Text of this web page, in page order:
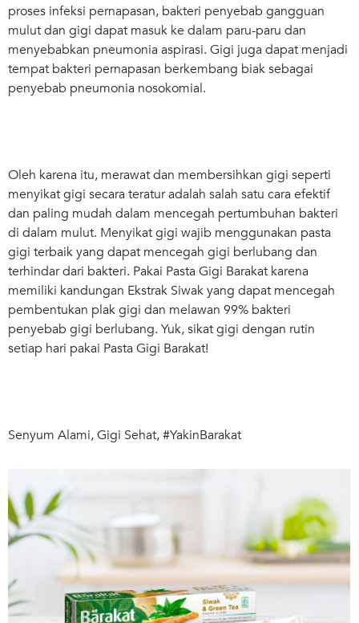
proses infeksi pernapasan, bakteri penyebab gangguan
mulut dan gigi dapat masuk ke dalam paru-paru dan
menyebabkan pneumonia aspirasi. Gigi juga dapat menjadi
tempat bakteri pernapasan berkembang biak sebagai
penyebab pneumonia nosokomial.
Oleh karena itu, merawat dan membersihkan gigi seperti
menyikat gigi secara teratur adalah salah satu cara efektif
dan paling mudah dalam mencegah pertumbuhan bakteri
di dalam mulut. Menyikat gigi wajib menggunakan pasta
gigi terbaik yang dapat mencegah gigi berlubang dan
terhindar dari bakteri. Pakai Pasta Gigi Barakat karena
memiliki kandungan Ekstrak Siwak yang dapat mencegah
pembentukan plak gigi dan melawan 99% bakteri
penyebab gigi berlubang. Yuk, sikat gigi dengan rutin
setiap hari pakai Pasta Gigi Barakat!
Senyum Alami, Gigi Sehat, #YakinBarakat